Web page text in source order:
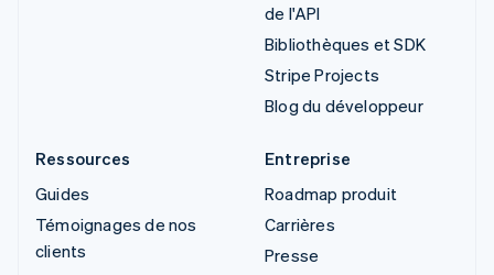
de l'API
Bibliothèques et SDK
Stripe Projects
Blog du développeur
Ressources
Guides
Témoignages de nos
clients
Entreprise
Roadmap produit
Carrières
Presse